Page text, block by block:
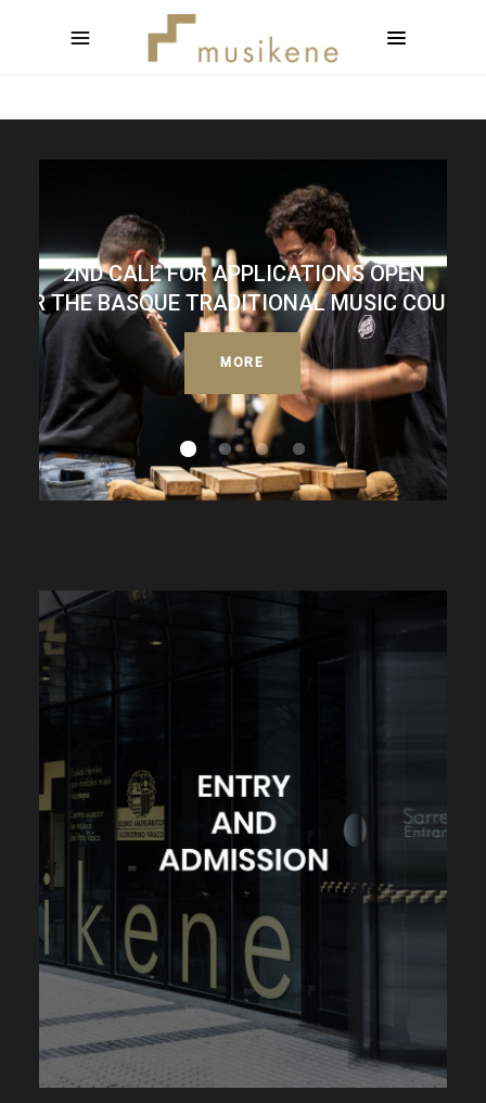
2ND CALL FOR APPLICATIONS OPEN
FOR THE BASQUE TRADITIONAL MUSIC COURSE
MORE